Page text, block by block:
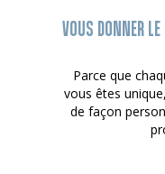
VOUS DONNER
Parce que
vous êtes
de façon